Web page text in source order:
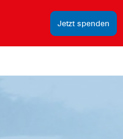
Jetzt spenden